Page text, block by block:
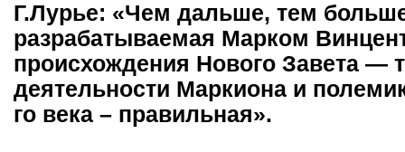
Г.Лурье: «Чем дальше, тем
разрабатываемая Марком
происхождения Нового Завета —
деятельности Маркиона и
го века – правильная».